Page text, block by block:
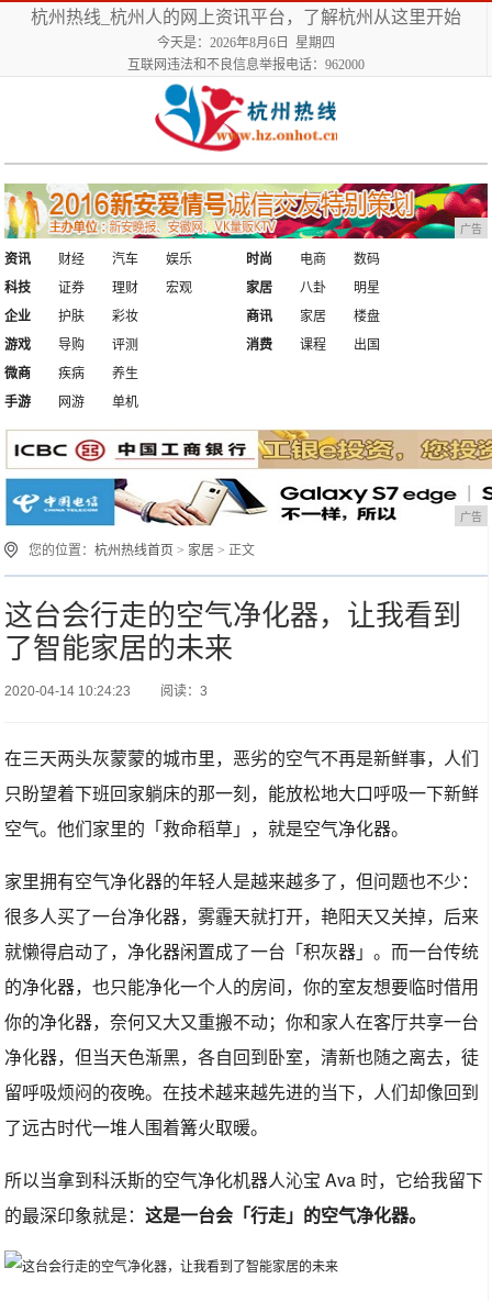
杭州热线_杭州人的网上资讯平台，了解杭州从这里开始
今天是：2026年8月6日 星期四
互联网违法和不良信息举报电话：962000
广告
资讯 财经 汽车
娱乐
科技
证券 理财 宏观
时尚 电商
数码
家居
八卦
明星
企业
护肤
彩妆
游戏
导购 评测
商讯 家居
楼盘
消费
课程
出国
微商
疾病
养生
手游
网游 单机
广告
您的位置：杭州热线首页 > 家居 > 正文
这台会行走的空气净化器，让我看到
了智能家居的未来
2020-04-14 10:24:23 阅读：3
在三天两头灰蒙蒙的城市里，恶劣的空气不再是新鲜事，人们
只盼望着下班回家躺床的那一刻，能放松地大口呼吸一下新鲜
空气。他们家里的「救命稻草」，就是空气净化器。
家里拥有空气净化器的年轻人是越来越多了，但问题也不少：
很多人买了一台净化器，雾霾天就打开，艳阳天又关掉，后来
就懒得启动了，净化器闲置成了一台「积灰器」。而一台传统
的净化器，也只能净化一个人的房间，你的室友想要临时借用
你的净化器，奈何又大又重搬不动；你和家人在客厅共享一台
净化器，但当天色渐黑，各自回到卧室，清新也随之离去，徒
留呼吸烦闷的夜晚。在技术越来越先进的当下，人们却像回到
了远古时代一堆人围着篝火取暖。
所以当拿到科沃斯的空气净化机器人沁宝 Ava 时，它给我留下
的最深印象就是：这是一台会「行走」的空气净化器。